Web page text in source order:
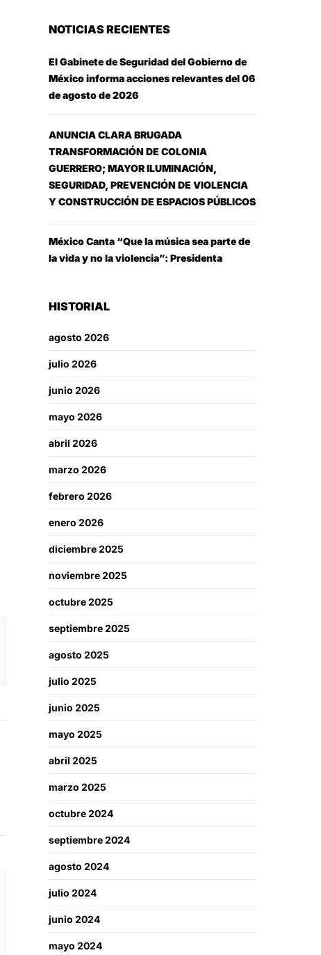
NOTICIAS RECIENTES
El Gabinete de Seguridad del Gobierno de
México informa acciones relevantes del 06
de agosto de 2026
ANUNCIA CLARA BRUGADA
TRANSFORMACIÓN DE COLONIA
GUERRERO; MAYOR ILUMINACIÓN,
SEGURIDAD, PREVENCIÓN DE VIOLENCIA
Y CONSTRUCCIÓN DE ESPACIOS PÚBLICOS
México Canta “Que la música sea parte de
la vida y no la violencia”: Presidenta
HISTORIAL
agosto 2026
julio 2026
junio 2026
mayo 2026
abril 2026
marzo 2026
febrero 2026
enero 2026
diciembre 2025
noviembre 2025
octubre 2025
septiembre 2025
agosto 2025
julio 2025
junio 2025
mayo 2025
abril 2025
marzo 2025
octubre 2024
septiembre 2024
agosto 2024
julio 2024
junio 2024
mayo 2024